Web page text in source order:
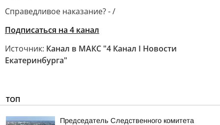
Справедливое наказание? - /
Подписаться на 4 канал
Источник: Канал в МАКС "4 Канал I Новости
Екатеринбурга"
ТОП
Председатель Следственного комитета